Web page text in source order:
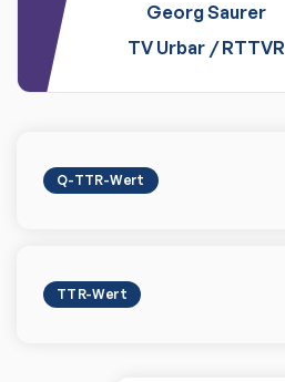
GeorgSaurer
TV Urbar /RTTVR
Q-TTR-Wert
TTR-Wert